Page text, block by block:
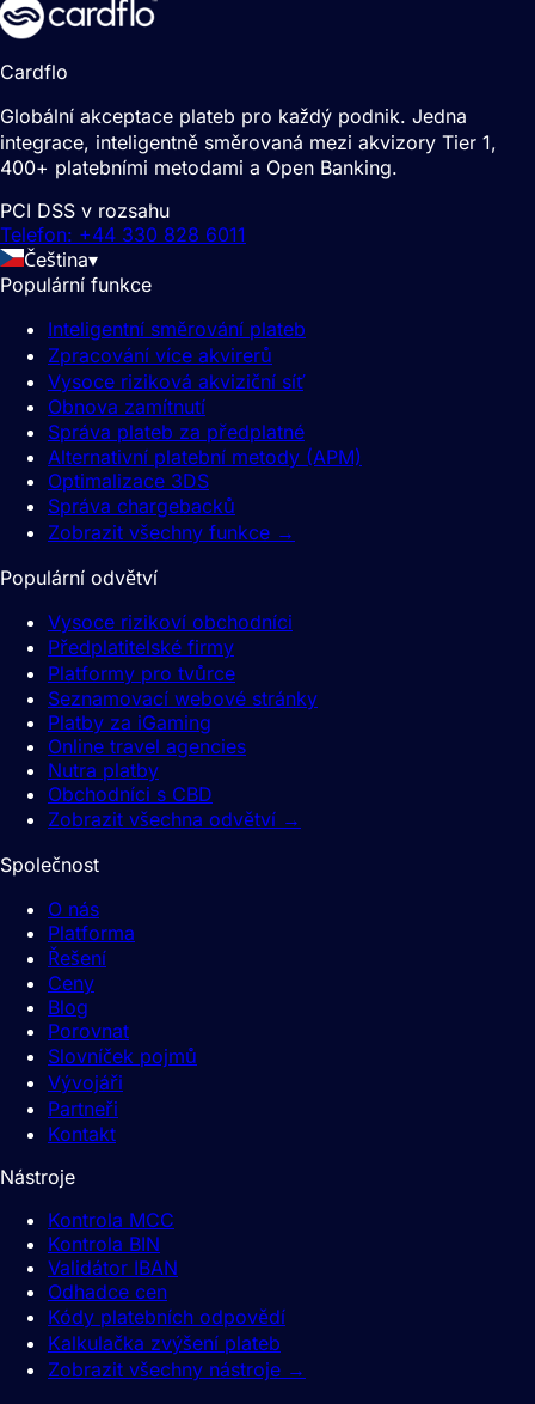
Cardflo
Globální akceptace plateb pro každý podnik. Jedna
integrace, inteligentně směrovaná mezi akvizory Tier 1,
400+ platebními metodami a Open Banking.
PCI DSS v rozsahu
Telefon: +44 330 828 6011
Čeština▾
Populární funkce
Inteligentní směrování plateb
Zpracování více akvirerů
Vysoce riziková akviziční síť
Obnova zamítnutí
Správa plateb za předplatné
Alternativní platební metody (APM)
Optimalizace 3DS
Správa chargebacků
Zobrazit všechny funkce →
Populární odvětví
Vysoce rizikoví obchodníci
Předplatitelské firmy
Platformy pro tvůrce
Seznamovací webové stránky
Platby za iGaming
Online travel agencies
Nutra platby
Obchodníci s CBD
Zobrazit všechna odvětví →
Společnost
O nás
Platforma
Řešení
Ceny
Blog
Porovnat
Slovníček pojmů
Vývojáři
Partneři
Kontakt
Nástroje
Kontrola MCC
Kontrola BIN
Validátor IBAN
Odhadce cen
Kódy platebních odpovědí
Kalkulačka zvýšení plateb
Zobrazit všechny nástroje →